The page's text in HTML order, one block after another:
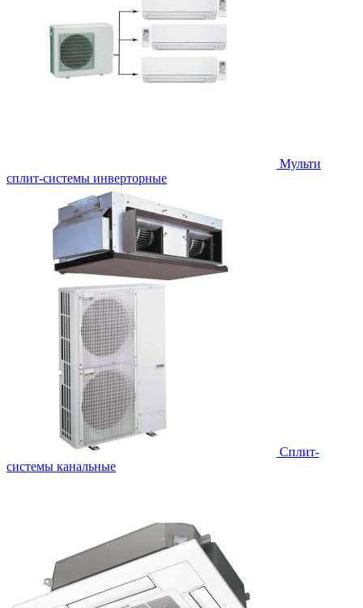
Мульти
сплит-системы инверторные
Сплит-
системы канальные